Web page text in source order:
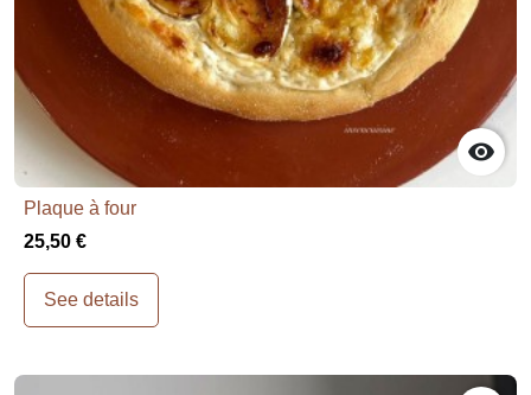

Plaque à four
25,50 €
See details